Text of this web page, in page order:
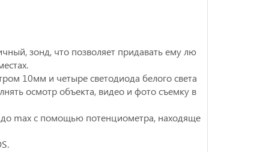
зонд, что позволяет придавать ему лю
10мм и четыре светодиода белого света
осмотр объекта, видео и фото съемку в
до maх с помощью потенциометра, находяще